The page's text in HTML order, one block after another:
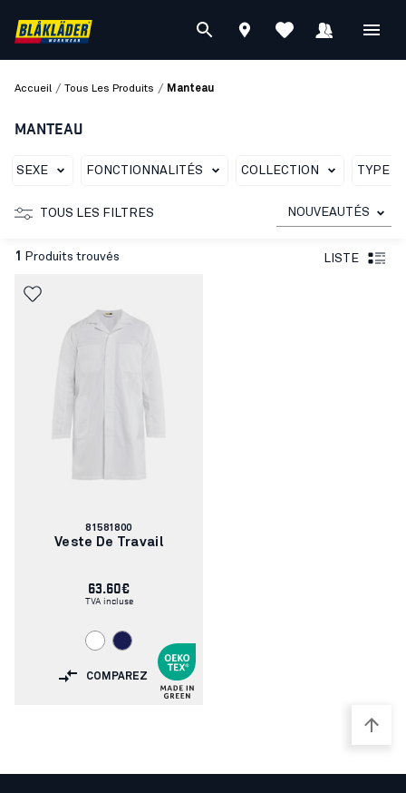
Accueil / Tous Les Produits / Manteau
MANTEAU
SEXE FONCTIONNALITÉS COLLECTION TYPE
TOUS LES FILTRES NOUVEAUTÉS
1 Produits trouvés LISTE
Numéro
d'article:
81581800
Veste De Travail
63.60€
TVA incluse
COMPAREZ